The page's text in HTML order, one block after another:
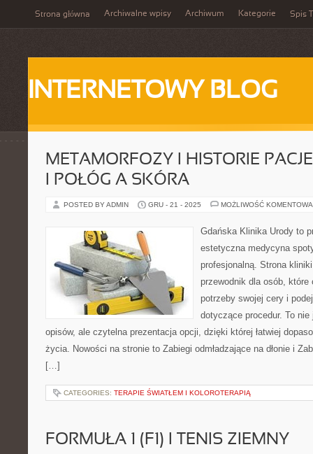
Strona główna Archiwalne wpisy Archiwum Kategorie Spis
INTERNETOWY BLOG
METAMORFOZY I HISTORIE
I POŁÓG A SKÓRA
POSTED BY ADMIN GRU - 21 - 2025 MOŻLIWOŚĆ
Gdańska Klinika Urody to
estetyczna medycyna
profesjonalną. Strona
przewodnik dla osób,
potrzeby swojej cery i
dotyczące procedur. To
opisów, ale czytelna prezentacja opcji, dzięki której łatwiej
życia. Nowości na stronie to Zabiegi odmładzające na dłonie i
[…]
CATEGORIES: TERAPIE ŚWIATŁEM I KOLOROTERAPIĄ
FORMUŁA 1 (F1) I TENIS ZIEMNY